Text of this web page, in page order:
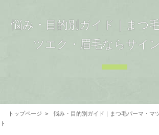
悩み・目的別ガイド｜まつ
ツエク・眉毛ならサイ
トップページ
悩み・目的別ガイド｜まつ毛パーマ・マ
ト